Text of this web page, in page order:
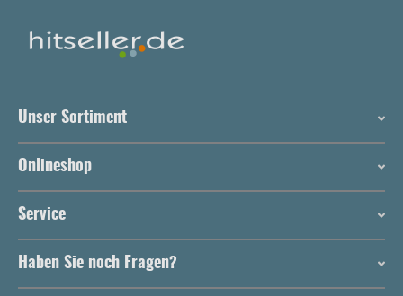
Unser Sortiment
Onlineshop
Service
Haben Sie noch Fragen?